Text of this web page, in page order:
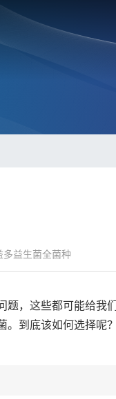
多益生菌全菌种
题，这些都可能给我
。到底该如何选择呢